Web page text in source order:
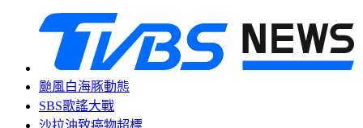
颱風白海豚動態
SBS歌謠大戰